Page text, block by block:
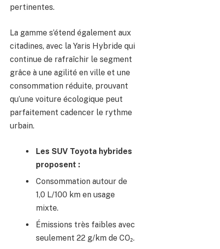
pertinentes.
La gamme s’étend également aux
citadines, avec la Yaris Hybride qui
continue de rafraîchir le segment
grâce à une agilité en ville et une
consommation réduite, prouvant
qu’une voiture écologique peut
parfaitement cadencer le rythme
urbain.
Les SUV Toyota hybrides
proposent :
Consommation autour de
1,0 L/100 km en usage
mixte.
Émissions très faibles avec
seulement 22 g/km de CO₂.